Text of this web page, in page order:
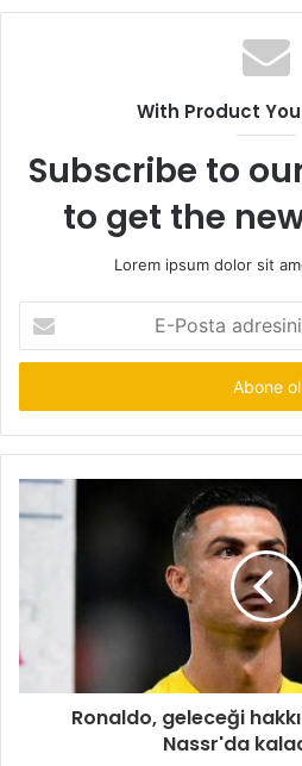
With Product
Subscribe to
to get the
Lorem ipsum dolor sit
Posta
adresinizi
Ronaldo, geleceği
Nassr'da